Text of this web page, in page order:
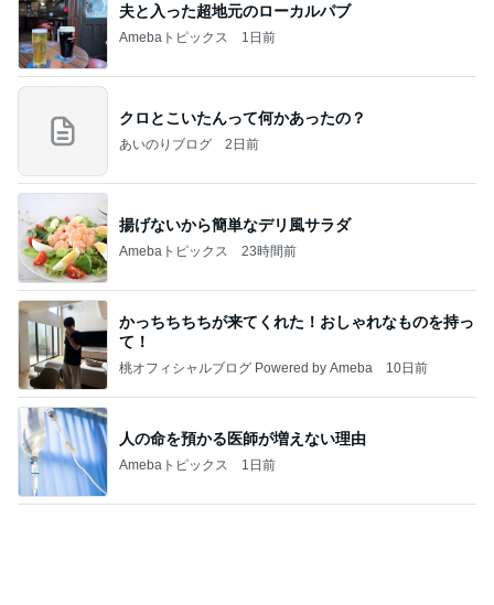
夫と入った超地元のローカルパブ
Amebaトピックス 1日前
クロとこいたんって何かあったの？
あいのりブログ 2日前
揚げないから簡単なデリ風サラダ
Amebaトピックス 23時間前
かっちちちちが来てくれた！おしゃれなものを持っ
て！
桃オフィシャルブログ Powered by Ameba 10日前
人の命を預かる医師が増えない理由
Amebaトピックス 1日前